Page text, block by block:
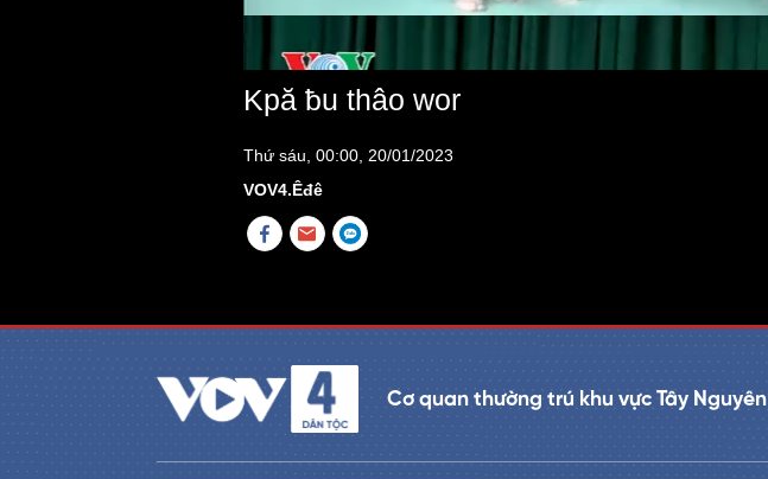
Kpă ƀu thâo wor
Thứ sáu, 00:00, 20/01/2023
VOV4.Êđê
Cơ quan thường trú khu vực Tây Nguyên